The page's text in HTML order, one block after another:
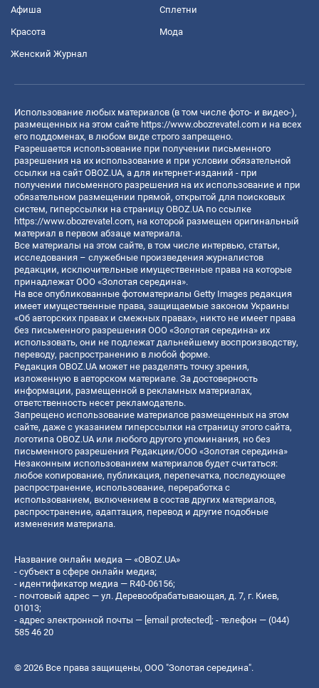
Афиша Сплетни
Красота Мода
Женский Журнал
Использование любых материалов (в том числе фото- и видео-),
размещенных на этом сайте https://www.obozrevatel.com и на всех
его поддоменах, в любом виде строго запрещено.
Разрешается использование при получении письменного
разрешения на их использование и при условии обязательной
ссылки на сайт OBOZ.UA, а для интернет-изданий - при
получении письменного разрешения на их использование и при
обязательном размещении прямой, открытой для поисковых
систем, гиперссылки на страницу OBOZ.UA по ссылке
https://www.obozrevatel.com, на которой размещен оригинальный
материал в первом абзаце материала.
Все материалы на этом сайте, в том числе интервью, статьи,
исследования – служебные произведения журналистов
редакции, исключительные имущественные права на которые
принадлежат ООО «Золотая середина».
На все опубликованные фотоматериалы Getty Images редакция
имеет имущественные права, защищаемые законом Украины
«Об авторских правах и смежных правах», никто не имеет права
без письменного разрешения ООО «Золотая середина» их
использовать, они не подлежат дальнейшему воспроизводству,
переводу, распространению в любой форме.
Редакция OBOZ.UA может не разделять точку зрения,
изложенную в авторском материале. За достоверность
информации, размещенной в рекламных материалах,
ответственность несет рекламодатель.
Запрещено использование материалов размещенных на этом
сайте, даже с указанием гиперссылки на страницу этого сайта,
логотипа OBOZ.UA или любого другого упоминания, но без
письменного разрешения Редакции/ООО «Золотая середина»
Незаконным использованием материалов будет считаться:
любое копирование, публикация, перепечатка, последующее
распространение, использование, переработка с
использованием, включением в состав других материалов,
распространение, адаптация, перевод и другие подобные
изменения материала.
Название онлайн медиа — «OBOZ.UA»
- субъект в сфере онлайн медиа;
- идентификатор медиа — R40-06156;
- почтовый адрес — ул. Деревообрабатывающая, д. 7, г. Киев,
01013;
- адрес электронной почты — [email protected] ; - телефон — (044)
585 46 20
© 2026 Все права защищены, ООО "Золотая середина".